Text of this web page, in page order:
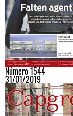
Número 1544
31/01/2019